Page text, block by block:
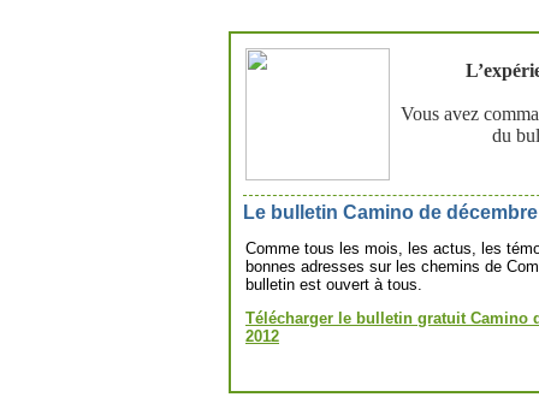
Vous avez
du
Le bulletin Camino de
Comme tous les mois, les actus, les
bonnes adresses sur les chemins de
bulletin est ouvert à tous.
Télécharger le bulletin gratuit Camino
2012